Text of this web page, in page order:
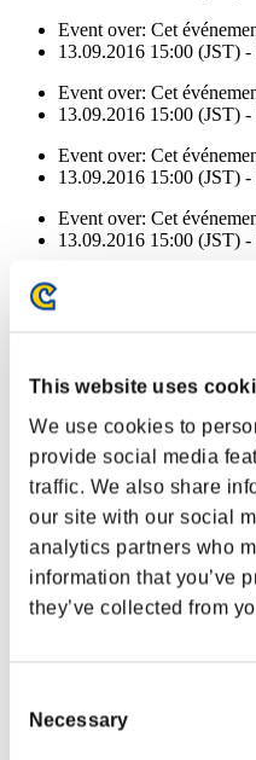
This website uses
We use cookies to
provide social media
traffic. We also share
our site with our social
analytics partners who
information that you’ve
they’ve collected from
Selection
Necessary
Event over: Cet
13.09.2016 15:00 (JST)
Event over: Cet
13.09.2016 15:00 (JST)
Event over: Cet
13.09.2016 15:00 (JST)
Event over: Cet
13.09.2016 15:00 (JST)
Récompenses
Succès
NV personnage: 40 ou
Dévoreur
Lv.2
Tir chargé A
Lv.4
NV personnage: 20 ou